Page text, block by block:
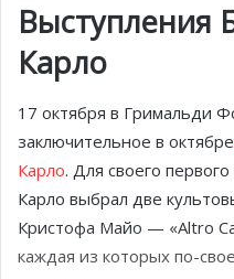
Выступления
Карло
17 октября в Гримальди
заключительное в октябре
Карло. Для своего
Карло выбрал две
Кристофа Майо — «Altro
каждая из которых по-